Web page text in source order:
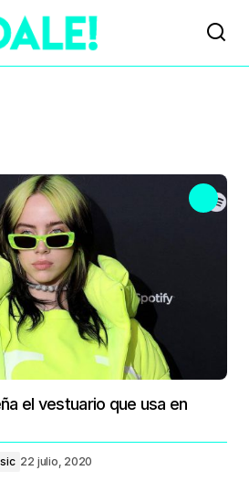
el vestuario que usa en
22 julio, 2020